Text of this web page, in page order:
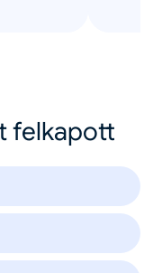
felkapott